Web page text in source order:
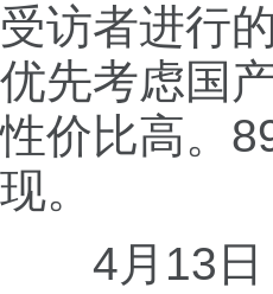
受访者进行
优先考虑国
性价比高。
现。
4月13日，